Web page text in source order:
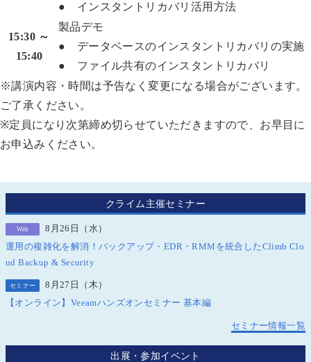
● インスタントリカバリ活用方法
15:30 ～
15:40
製品デモ
● データベースのインスタントリカバリの実施
● ファイル共有のインスタントリカバリ
※講演内容・時間は予告なく変更になる場合がございます。
ご了承ください。
※定員になり次第締め切らせていただきますので、お早目に
お申込みください。
クライム主催セミナー
Web
8月26日（水）
運用の複雑化を解消！バックアップ・EDR・RMMを統合したClimb Clo
ud Backup & Security
セミナー
8月27日（木）
【オンライン】Veeamハンズオンセミナー 基本編
セミナー情報一覧
出展・参加イベント